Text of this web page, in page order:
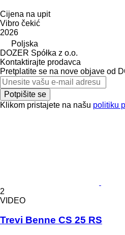
Cijena na upit
Vibro čekić
2026
Poljska
DOZER Spółka z o.o.
Kontaktirajte prodavca
Pretplatite se na nove objave od
Potpišite se
Klikom pristajete na našu politiku
2
VIDEO
Trevi Benne CS 25 RS